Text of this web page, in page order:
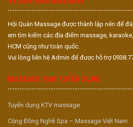
Hội Quán Massage được thành lập nên để
em tìm kiếm các địa điểm massage,
HCM cũng như toàn quốc.
Vui lòng liên hệ Admin để được hỗ trợ
MASSAGE VUA TUYỂN DỤNG
Tuyển dụng KTV massage
Cộng Đồng Nghề Spa – Massage Việt Nam